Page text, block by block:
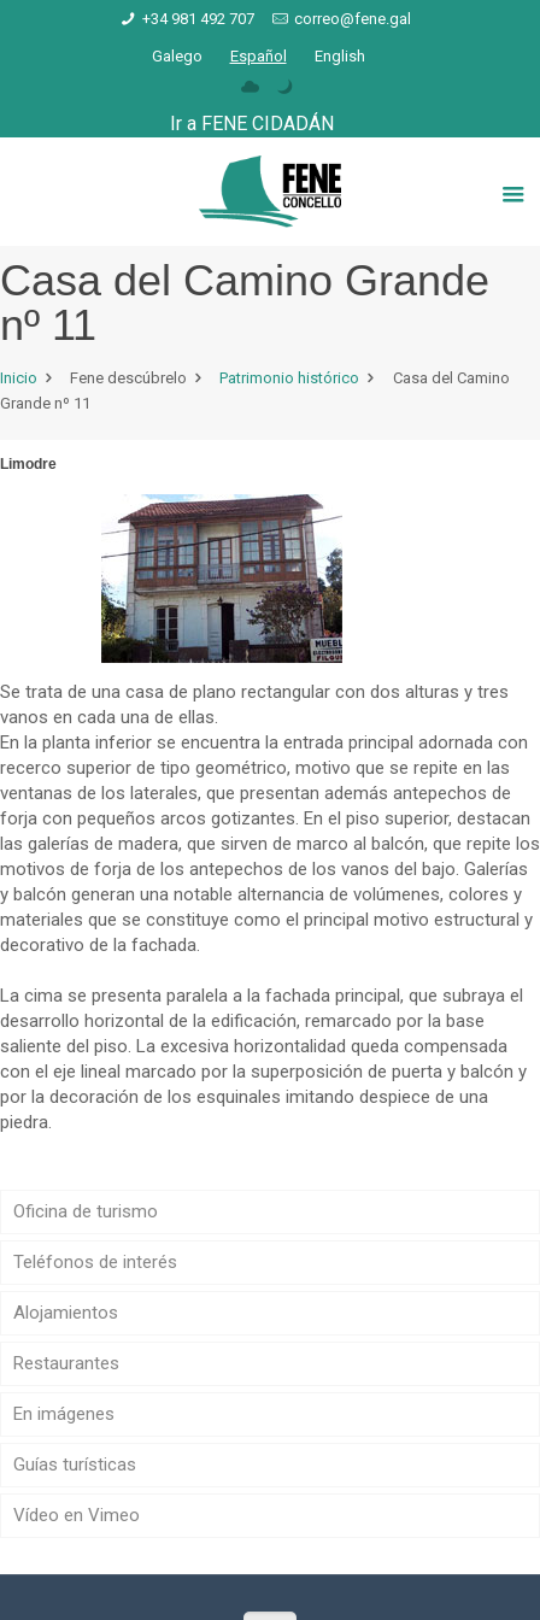
+34 981 492 707 correo@fene.gal
Galego Español English
Ir a FENE CIDADÁN
Casa del Camino Grande
nº 11
Inicio Fene descúbrelo Patrimonio histórico
Casa del Camino
Grande nº 11
Limodre
Se trata de una casa de plano rectangular con dos alturas y tres
vanos en cada una de ellas.
En la planta inferior se encuentra la entrada principal adornada con
recerco superior de tipo geométrico, motivo que se repite en las
ventanas de los laterales, que presentan además antepechos de
forja con pequeños arcos gotizantes. En el piso superior, destacan
las galerías de madera, que sirven de marco al balcón, que repite los
motivos de forja de los antepechos de los vanos del bajo. Galerías
y balcón generan una notable alternancia de volúmenes, colores y
materiales que se constituye como el principal motivo estructural y
decorativo de la fachada.
La cima se presenta paralela a la fachada principal, que subraya el
desarrollo horizontal de la edificación, remarcado por la base
saliente del piso. La excesiva horizontalidad queda compensada
con el eje lineal marcado por la superposición de puerta y balcón y
por la decoración de los esquinales imitando despiece de una
piedra.
Oficina de turismo
Teléfonos de interés
Alojamientos
Restaurantes
En imágenes
Guías turísticas
Vídeo en Vimeo